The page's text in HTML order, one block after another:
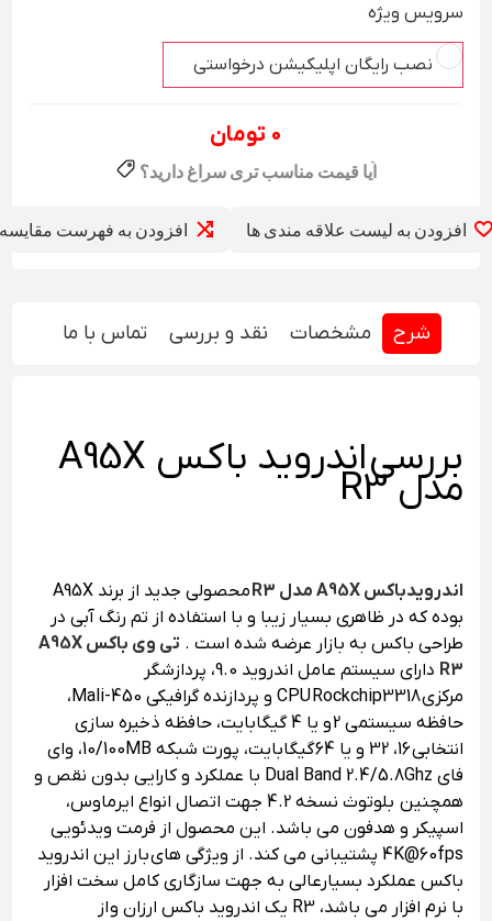
سرویس ویژه
نصب رایگان اپلیکیشن درخواستی
0 تومان
افزودن به لیست علاقه مندی ها افزودن به فهرست مقایسه
شرح مشخصات نقد و بررسی تماس با ما
بررسی اندروید باکس A95X
مدل R3
اندرویدباکس A95X مدل R3
محصولی جدید از برند A95X
بوده که در ظاهری بسیار زیبا و با استفاده از تم رنگ آبی در
طراحی باکس به بازار عرضه شده است .
تی وی باکس A95X
R3
دارای سیستم عامل اندروید 9.0، پردازشگر
مرکزی CPU Rockchip3318 و پردازنده گرافیکی Mali-450،
حافظه سیستمی 2 و یا 4 گیگابایت، حافظه ذخیره سازی
انتخابی 16، 32 و یا 64 گیگابایت، پورت شبکه 10/100MB، وای
فای Dual Band 2.4/5.8Ghz با عملکرد و کارایی بدون نقص و
همچنین بلوتوث نسخه 4.2 جهت اتصال انواع ایرماوس،
اسپیکر و هدفون می باشد. این محصول از فرمت ویدئویی
4K@60fps پشتیبانی می کند. از ویژگی های بارز این اندروید
باکس عملکرد بسیارعالی به جهت سازگاری کامل سخت افزار
با نرم افزار می باشد، R3 یک اندروید باکس ارزان و از